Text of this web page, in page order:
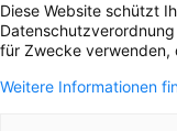
Diese Website schützt
für Zwecke verwenden,
Weitere Informationen